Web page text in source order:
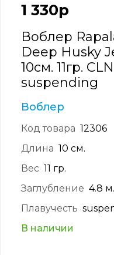
1 330р
Воблер
Deep Husky
10см. 11гр.
suspending
Воблер
Код товара 12306
Длина 10 см.
Вес 11 гр.
Заглубление 4.8 м.
Плавучесть
В наличии